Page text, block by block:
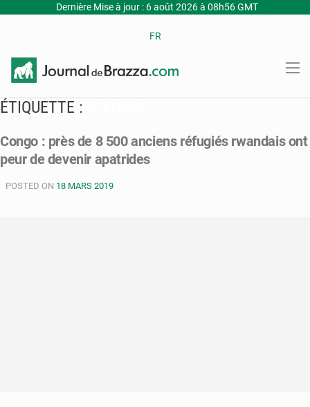
Dernière Mise à jour : 6 août 2026 à 08h56 GMT
FR
ÉTIQUETTE :
Congo : près de 8 500 anciens réfugiés rwandais ont
peur de devenir apatrides
POSTED ON 18 MARS 2019